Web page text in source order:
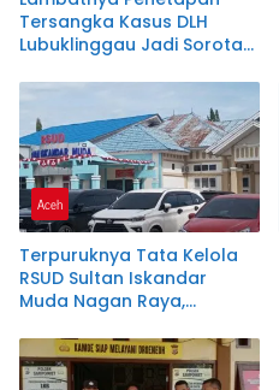
Tersangka Kasus DLH
Lubuklinggau Jadi Sorotan,
Marwah Penegakan Hukum
Aceh
Terpuruknya Tata Kelola
RSUD Sultan Iskandar
Muda Nagan Raya,
Evaluasi Menyeluruh